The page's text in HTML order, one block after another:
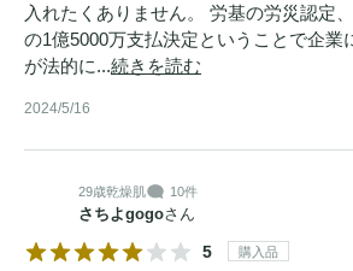
入れたくありません。 労基の労災認定
の1億5000万支払決定ということで企業
が法的に...続きを読む
2024/5/16
29歳乾燥肌 10件
さちよgogoさん
5 購入品